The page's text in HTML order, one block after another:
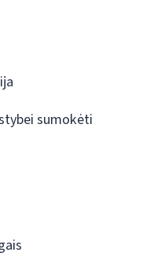
sumokėti